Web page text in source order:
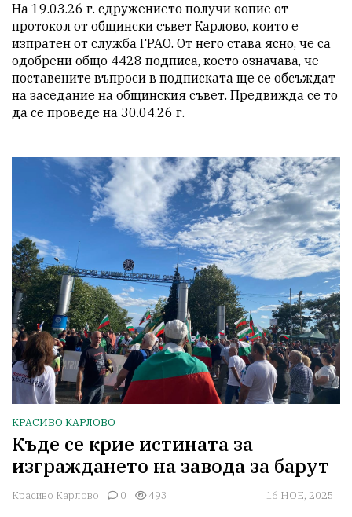
На 19.03.26 г. сдружението получи копие от
протокол от общински съвет Карлово, които е
изпратен от служба ГРАО. От него става ясно, че са
одобрени общо 4428 подписа, което означава, че
поставените въпроси в подписката ще се обсъждат
на заседание на общинския съвет. Предвижда се то
да се проведе на 30.04.26 г.
КРАСИВО КАРЛОВО
Къде се крие истината за
изграждането на завода за барут
Красиво Карлово 0 493 16 НОЕ, 2025